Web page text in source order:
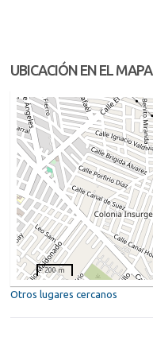
UBICACIÓN EN EL MAPA
200 m
Otros lugares cercanos